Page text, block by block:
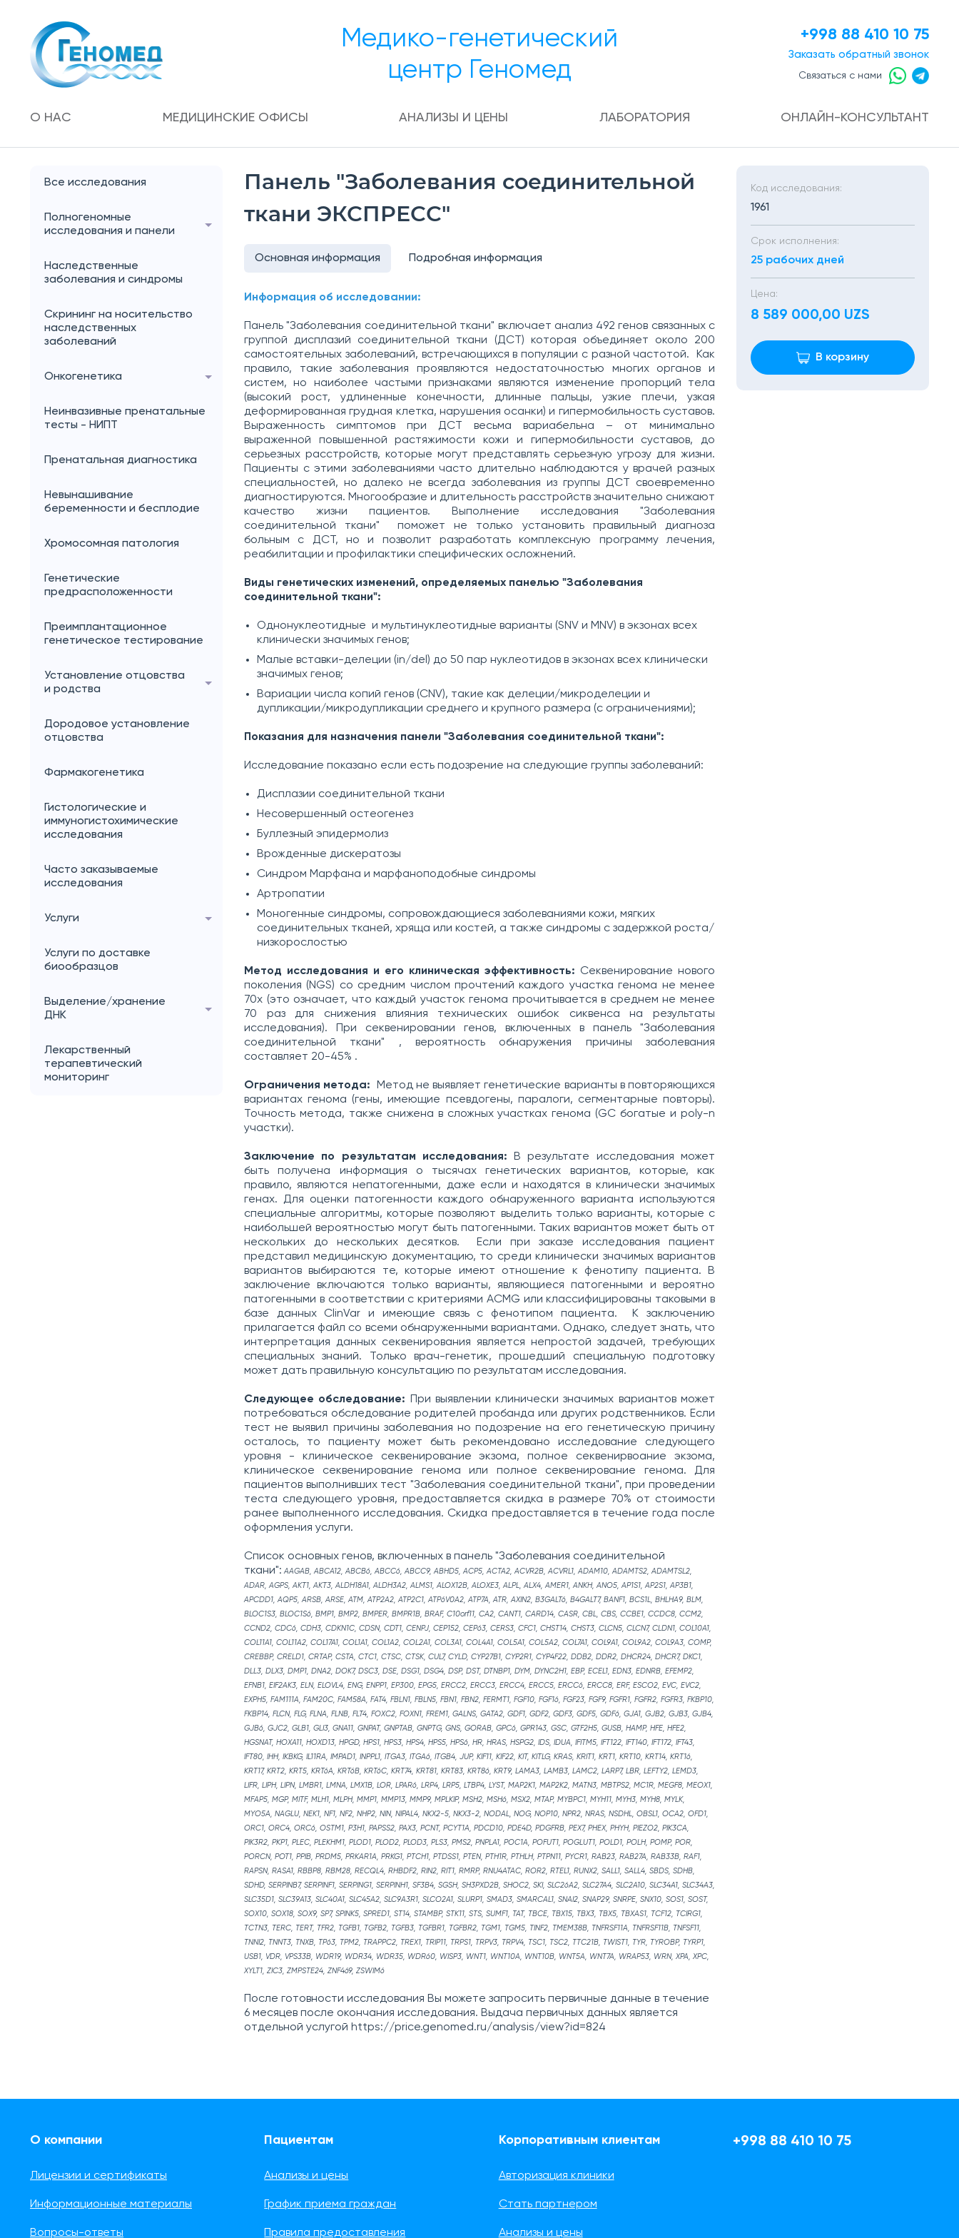
Медико-генетический
центр Геномед
+998 88 410 10 75
Заказать обратный звонок
Связаться с нами
О НАС МЕДИЦИНСКИЕ ОФИСЫ АНАЛИЗЫ И ЦЕНЫ ЛАБОРАТОРИЯ ОНЛАЙН-КОНСУЛЬТАНТ
Все исследования
Полногеномные
исследования и панели
Наследственные
заболевания и синдромы
Скрининг на носительство
наследственных
заболеваний
Онкогенетика
Неинвазивные пренатальные
тесты - НИПТ
Пренатальная диагностика
Невынашивание
беременности и бесплодие
Хромосомная патология
Генетические
предрасположенности
Преимплантационное
генетическое тестирование
Установление отцовства
и родства
Дородовое установление
отцовства
Фармакогенетика
Гистологические и
иммуногистохимические
исследования
Часто заказываемые
исследования
Услуги
Услуги по доставке
биообразцов
Выделение/хранение
ДНК
Лекарственный
терапевтический
мониторинг
Панель "Заболевания соединительной
ткани ЭКСПРЕСС"
Основная информация Подробная информация
Информация об исследовании:
Панель "Заболевания соединительной ткани" включает анализ 492 генов связанных с
группой дисплазий соединительной ткани (ДСТ) которая объединяет около 200
самостоятельных заболеваний, встречающихся в популяции с разной частотой. Как
правило, такие заболевания проявляются недостаточностью многих органов и
систем, но наиболее частыми признаками являются изменение пропорций тела
(высокий рост, удлиненные конечности, длинные пальцы, узкие плечи, узкая
деформированная грудная клетка, нарушения осанки) и гипермобильность суставов.
Выраженность симптомов при ДСТ весьма вариабельна – от минимально
выраженной повышенной растяжимости кожи и гипермобильности суставов, до
серьезных расстройств, которые могут представлять серьезную угрозу для жизни.
Пациенты с этими заболеваниями часто длительно наблюдаются у врачей разных
специальностей, но далеко не всегда заболевания из группы ДСТ своевременно
диагностируются. Многообразие и длительность расстройств значительно снижают
качество жизни пациентов. Выполнение исследования "Заболевания
соединительной ткани" поможет не только установить правильный диагноза
больным с ДСТ, но и позволит разработать комплексную программу лечения,
реабилитации и профилактики специфических осложнений.
Виды генетических изменений, определяемых панелью "Заболевания
соединительной ткани":
Однонуклеотидные и мультинуклеотидные варианты (SNV и MNV) в экзонах всех
клинически значимых генов;
Малые вставки-делеции (in/del) до 50 пар нуклеотидов в экзонах всех клинически
значимых генов;
Вариации числа копий генов (CNV), такие как делеции/микроделеции и
дупликации/микродупликации среднего и крупного размера (с ограничениями);
Показания для назначения панели "Заболевания соединительной ткани":
Исследование показано если есть подозрение на следующие группы заболеваний:
Дисплазии соединительной ткани
Несовершенный остеогенез
Буллезный эпидермолиз
Врожденные дискератозы
Синдром Марфана и марфаноподобные синдромы
Артропатии
Моногенные синдромы, сопровождающиеся заболеваниями кожи, мягких
соединительных тканей, хряща или костей, а также синдромы с задержкой роста/
низкорослостью
Метод исследования и его клиническая эффективность: Секвенирование нового
поколения (NGS) со средним числом прочтений каждого участка генома не менее
70x (это означает, что каждый участок генома прочитывается в среднем не менее
70 раз для снижения влияния технических ошибок сиквенса на результаты
исследования). При секвенировании генов, включенных в панель "Заболевания
соединительной ткани" , вероятность обнаружения причины заболевания
составляет 20-45% .
Ограничения метода: Метод не выявляет генетические варианты в повторяющихся
вариантах генома (гены, имеющие псевдогены, паралоги, сегментарные повторы).
Точность метода, также снижена в сложных участках генома (GC богатые и poly-n
участки).
Заключение по результатам исследования: В результате исследования может
быть получена информация о тысячах генетических вариантов, которые, как
правило, являются непатогенными, даже если и находятся в клинически значимых
генах. Для оценки патогенности каждого обнаруженного варианта используются
специальные алгоритмы, которые позволяют выделить только варианты, которые с
наибольшей вероятностью могут быть патогенными. Таких вариантов может быть от
нескольких до нескольких десятков. Если при заказе исследования пациент
представил медицинскую документацию, то среди клинически значимых вариантов
вариантов выбираются те, которые имеют отношение к фенотипу пациента. В
заключение включаются только варианты, являющиеся патогенными и вероятно
патогенными в соответствии с критериями ACMG или классифицированы таковыми в
базе данных ClinVar и имеющие связь с фенотипом пациента. К заключению
прилагается файл со всеми обнаруженными вариантами. Однако, следует знать, что
интерпретация данных секвенирования является непростой задачей, требующих
специальных знаний. Только врач-генетик, прошедший специальную подготовку
может дать правильную консультацию по результатам исследования.
Следующее обследование:
При выявлении клинически значимых вариантов может
потребоваться обследование родителей пробанда или других родственников. Если
тест не выявил причины заболевания но подозрение на его генетическую причину
осталось, то пациенту может быть рекомендовано исследование следующего
уровня - клиническое секвенирование экзома, полное секвенирвоание экзома,
клиническое секвенирование генома или полное секвенирование генома. Для
пациентов выполнивших тест "Заболевания соединительной ткани", при проведении
теста следующего уровня, предоставляется скидка в размере 70% от стоимости
ранее выполненного исследования. Скидка предоставляется в течение года после
оформления услуги.
Список основных генов, включенных в панель "Заболевания соединительной
ткани": AAGAB, ABCA12, ABCB6, ABCC6, ABCC9, ABHD5, ACP5, ACTA2, ACVR2B, ACVRL1, ADAM10, ADAMTS2, ADAMTSL2,
ADAR, AGPS, AKT1, AKT3, ALDH18A1, ALDH3A2, ALMS1, ALOX12B, ALOXE3, ALPL, ALX4, AMER1, ANKH, ANO5, AP1S1, AP2S1, AP3B1,
APCDD1, AQP5, ARSB, ARSE, ATM, ATP2A2, ATP2C1, ATP6V0A2, ATP7A, ATR, AXIN2, B3GALT6, B4GALT7, BANF1, BCS1L, BHLHA9, BLM,
BLOC1S3, BLOC1S6, BMP1, BMP2, BMPER, BMPR1B, BRAF, C10orf11, CA2, CANT1, CARD14, CASR, CBL, CBS, CCBE1, CCDC8, CCM2,
CCND2, CDC6, CDH3, CDKN1C, CDSN, CDT1, CENPJ, CEP152, CEP63, CERS3, CFC1, CHST14, CHST3, CLCN5, CLCN7, CLDN1, COL10A1,
COL11A1, COL11A2, COL17A1, COL1A1, COL1A2, COL2A1, COL3A1, COL4A1, COL5A1, COL5A2, COL7A1, COL9A1, COL9A2, COL9A3, COMP,
CREBBP, CRELD1, CRTAP, CSTA, CTC1, CTSC, CTSK, CUL7, CYLD, CYP27B1, CYP2R1, CYP4F22, DDB2, DDR2, DHCR24, DHCR7, DKC1,
DLL3, DLX3, DMP1, DNA2, DOK7, DSC3, DSE, DSG1, DSG4, DSP, DST, DTNBP1, DYM, DYNC2H1, EBP, ECEL1, EDN3, EDNRB, EFEMP2,
EFNB1, EIF2AK3, ELN, ELOVL4, ENG, ENPP1, EP300, EPG5, ERCC2, ERCC3, ERCC4, ERCC5, ERCC6, ERCC8, ERF, ESCO2, EVC, EVC2,
EXPH5, FAM111A, FAM20C, FAM58A, FAT4, FBLN1, FBLN5, FBN1, FBN2, FERMT1, FGF10, FGF16, FGF23, FGF9, FGFR1, FGFR2, FGFR3, FKBP10,
FKBP14, FLCN, FLG, FLNA, FLNB, FLT4, FOXC2, FOXN1, FREM1, GALNS, GATA2, GDF1, GDF2, GDF3, GDF5, GDF6, GJA1, GJB2, GJB3, GJB4,
GJB6, GJC2, GLB1, GLI3, GNA11, GNPAT, GNPTAB, GNPTG, GNS, GORAB, GPC6, GPR143, GSC, GTF2H5, GUSB, HAMP, HFE, HFE2,
HGSNAT, HOXA11, HOXD13, HPGD, HPS1, HPS3, HPS4, HPS5, HPS6, HR, HRAS, HSPG2, IDS, IDUA, IFITM5, IFT122, IFT140, IFT172, IFT43,
IFT80, IHH, IKBKG, IL11RA, IMPAD1, INPPL1, ITGA3, ITGA6, ITGB4, JUP, KIF11, KIF22, KIT, KITLG, KRAS, KRIT1, KRT1, KRT10, KRT14, KRT16,
KRT17, KRT2, KRT5, KRT6A, KRT6B, KRT6C, KRT74, KRT81, KRT83, KRT86, KRT9, LAMA3, LAMB3, LAMC2, LARP7, LBR, LEFTY2, LEMD3,
LIFR, LIPH, LIPN, LMBR1, LMNA, LMX1B, LOR, LPAR6, LRP4, LRP5, LTBP4, LYST, MAP2K1, MAP2K2, MATN3, MBTPS2, MC1R, MEGF8, MEOX1,
MFAP5, MGP, MITF, MLH1, MLPH, MMP1, MMP13, MMP9, MPLKIP, MSH2, MSH6, MSX2, MTAP, MYBPC1, MYH11, MYH3, MYH8, MYLK,
MYO5A, NAGLU, NEK1, NF1, NF2, NHP2, NIN, NIPAL4, NKX2-5, NKX3-2, NODAL, NOG, NOP10, NPR2, NRAS, NSDHL, OBSL1, OCA2, OFD1,
ORC1, ORC4, ORC6, OSTM1, P3H1, PAPSS2, PAX3, PCNT, PCYT1A, PDCD10, PDE4D, PDGFRB, PEX7, PHEX, PHYH, PIEZO2, PIK3CA,
PIK3R2, PKP1, PLEC, PLEKHM1, PLOD1, PLOD2, PLOD3, PLS3, PMS2, PNPLA1, POC1A, POFUT1, POGLUT1, POLD1, POLH, POMP, POR,
PORCN, POT1, PPIB, PRDM5, PRKAR1A, PRKG1, PTCH1, PTDSS1, PTEN, PTH1R, PTHLH, PTPN11, PYCR1, RAB23, RAB27A, RAB33B, RAF1,
RAPSN, RASA1, RBBP8, RBM28, RECQL4, RHBDF2, RIN2, RIT1, RMRP, RNU4ATAC, ROR2, RTEL1, RUNX2, SALL1, SALL4, SBDS, SDHB,
SDHD, SERPINB7, SERPINF1, SERPING1, SERPINH1, SF3B4, SGSH, SH3PXD2B, SHOC2, SKI, SLC26A2, SLC27A4, SLC2A10, SLC34A1, SLC34A3,
SLC35D1, SLC39A13, SLC40A1, SLC45A2, SLC9A3R1, SLCO2A1, SLURP1, SMAD3, SMARCAL1, SNAI2, SNAP29, SNRPE, SNX10, SOS1, SOST,
SOX10, SOX18, SOX9, SP7, SPINK5, SPRED1, ST14, STAMBP, STK11, STS, SUMF1, TAT, TBCE, TBX15, TBX3, TBX5, TBXAS1, TCF12, TCIRG1,
TCTN3, TERC, TERT, TFR2, TGFB1, TGFB2, TGFB3, TGFBR1, TGFBR2, TGM1, TGM5, TINF2, TMEM38B, TNFRSF11A, TNFRSF11B, TNFSF11,
TNNI2, TNNT3, TNXB, TP63, TPM2, TRAPPC2, TREX1, TRIP11, TRPS1, TRPV3, TRPV4, TSC1, TSC2, TTC21B, TWIST1, TYR, TYROBP, TYRP1,
USB1, VDR, VPS33B, WDR19, WDR34, WDR35, WDR60, WISP3, WNT1, WNT10A, WNT10B, WNT5A, WNT7A, WRAP53, WRN, XPA, XPC,
XYLT1, ZIC3, ZMPSTE24, ZNF469, ZSWIM6
После готовности исследования Вы можете запросить первичные данные в течение
6 месяцев после окончания исследования. Выдача первичных данных является
отдельной услугой https://price.genomed.ru/analysis/view?id=824
Код исследования:
1961
Срок исполнения:
25 рабочих дней
Цена:
8 589 000,00 UZS
В корзину
О компании
Лицензии и сертификаты
Информационные материалы
Вопросы-ответы
Пациентам
Анализы и цены
График приема граждан
Правила предоставления
Корпоративным клиентам
Авторизация клиники
Стать партнером
Анализы и цены
+998 88 410 10 75